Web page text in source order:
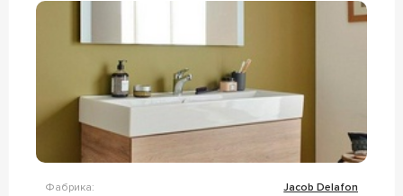
Фабрика:
Jacob Delafon